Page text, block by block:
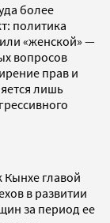
более
политика
«женской» —
вопросов
прав и
лишь
Кынхе главой
в развитии
за период ее